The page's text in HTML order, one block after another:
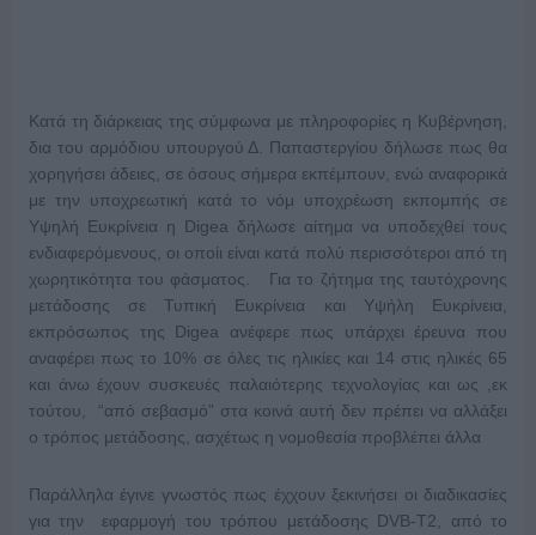
Κατά τη διάρκειας της σύμφωνα με πληροφορίες η Κυβέρνηση,
δια του αρμόδιου υπουργού Δ. Παπαστεργίου δήλωσε πως θα
χορηγήσει άδειες, σε όσους σήμερα εκπέμπουν, ενώ αναφορικά
με την υποχρεωτική κατά το νόμ υποχρέωση εκπομπής σε
Υψηλή Ευκρίνεια η Digea δήλωσε αίτημα να υποδεχθεί τους
ενδιαφερόμενους, οι οποίι είναι κατά πολύ περισσότεροι από τη
χωρητικότητα του φάσματος. Για το ζήτημα της ταυτόχρονης
μετάδοσης σε Τυπική Ευκρίνεια και Υψήλη Ευκρίνεια,
εκπρόσωπος της Digea ανέφερε πως υπάρχει έρευνα που
αναφέρει πως το 10% σε όλες τις ηλικίες και 14 στις ηλικές 65
και άνω έχουν συσκευές παλαιότερης τεχνολογίας και ως ,εκ
τούτου, “από σεβασμό” στα κοινά αυτή δεν πρέπει να αλλάξει
ο τρόπος μετάδοσης, ασχέτως η νομοθεσία προβλέπει άλλα
Παράλληλα έγινε γνωστός πως έχχουν ξεκινήσει οι διαδικασίες
για την εφαρμογή του τρόπου μετάδοσης DVΒ-T2, από το